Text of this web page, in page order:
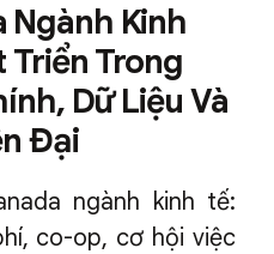
Ngành Kinh
Triển Trong
Dữ Liệu Và
Đại
ngành kinh tế:
co-op, cơ hội việc